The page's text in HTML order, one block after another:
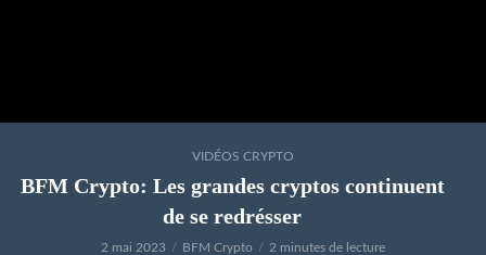
VIDÉOS CRYPTO
BFM Crypto: Les grandes cryptos continuent
de se redrésser
2 mai 2023 BFM Crypto 2 minutes de lecture